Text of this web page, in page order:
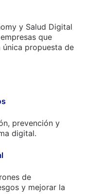
y Salud Digital
que
propuesta de
prevención y
digital.
de
y mejorar la